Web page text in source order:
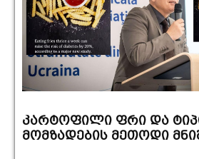
კარტოფილი ფრი და
მომზადების მეთოდი